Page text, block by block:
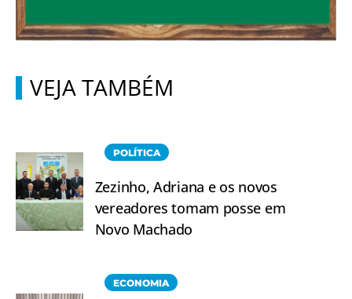
VEJA TAMBÉM
POLÍTICA
Zezinho, Adriana e os novos
vereadores tomam posse em
Novo Machado
ECONOMIA